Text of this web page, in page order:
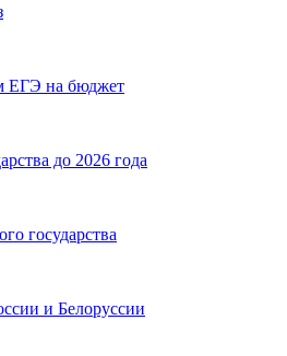
ЕГЭ на бюджет
до 2026 года
государства
и Белоруссии